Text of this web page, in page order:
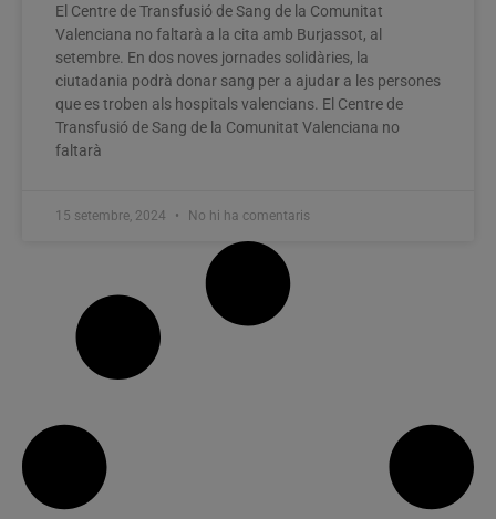
El Centre de Transfusió de Sang de la Comunitat
Valenciana no faltarà a la cita amb Burjassot, al
setembre. En dos noves jornades solidàries, la
ciutadania podrà donar sang per a ajudar a les persones
que es troben als hospitals valencians. El Centre de
Transfusió de Sang de la Comunitat Valenciana no
faltarà
15 setembre, 2024 No hi ha comentaris